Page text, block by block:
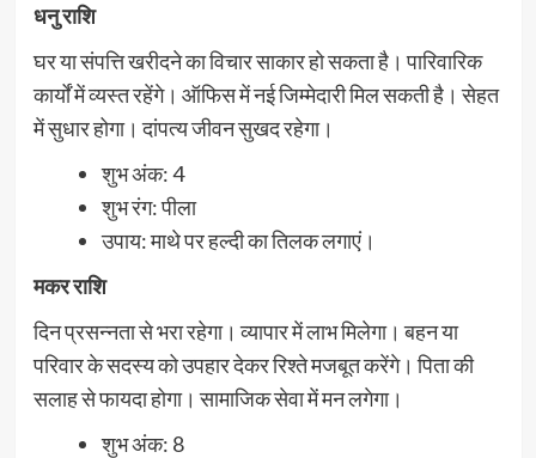
धनु राशि
घर या संपत्ति खरीदने का विचार साकार हो सकता है। पारिवारिक
कार्यों में व्यस्त रहेंगे। ऑफिस में नई जिम्मेदारी मिल सकती है। सेहत
में सुधार होगा। दांपत्य जीवन सुखद रहेगा।
शुभ अंक: 4
शुभ रंग: पीला
उपाय: माथे पर हल्दी का तिलक लगाएं।
मकर राशि
दिन प्रसन्नता से भरा रहेगा। व्यापार में लाभ मिलेगा। बहन या
परिवार के सदस्य को उपहार देकर रिश्ते मजबूत करेंगे। पिता की
सलाह से फायदा होगा। सामाजिक सेवा में मन लगेगा।
शुभ अंक: 8